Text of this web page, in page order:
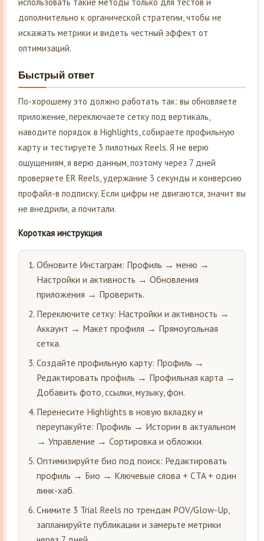
дополнительно к органической стратегии, чтобы не
искажать метрики и видеть честный эффект от
оптимизаций.
Быстрый ответ
По-хорошему это должно работать так: вы обновляете
приложение, переключаете сетку под вертикаль,
наводите порядок в Highlights, собираете профильную
карту и тестируете 3 пилотных Reels. Я не верю
ощущениям, я верю данным, поэтому через 7 дней
проверяете ER Reels, удержание 3 секунды и конверсию
профайл-в подписку. Если цифры не двигаются, значит вы
не внедрили, а почитали.
Короткая инструкция
Обновите Инстаграм: Профиль → меню →
Настройки и активность → Обновления
приложения → Проверить.
Переключите сетку: Настройки и активность →
Аккаунт → Макет профиля → Прямоугольная
сетка.
Создайте профильную карту: Профиль →
Редактировать профиль → Профильная карта →
Добавить фото, ссылки, музыку, фон.
Перенесите Highlights в новую вкладку и
переупакуйте: Профиль → Истории в актуальном
→ Управление → Сортировка и обложки.
Оптимизируйте био под поиск: Редактировать
профиль → Био → Ключевые слова + CTA + один
линк-хаб.
Снимите 3 Trial Reels по трендам POV/Glow-Up,
запланируйте публикации и замерьте метрики